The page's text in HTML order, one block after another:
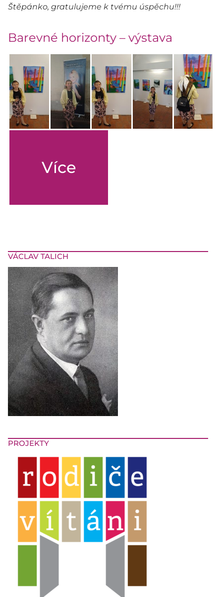
VÁCLAV TALICH
PROJEKTY
Štěpánko, gratulujeme k tvému úspěchu!!!
Barevné horizonty – výstava
Více